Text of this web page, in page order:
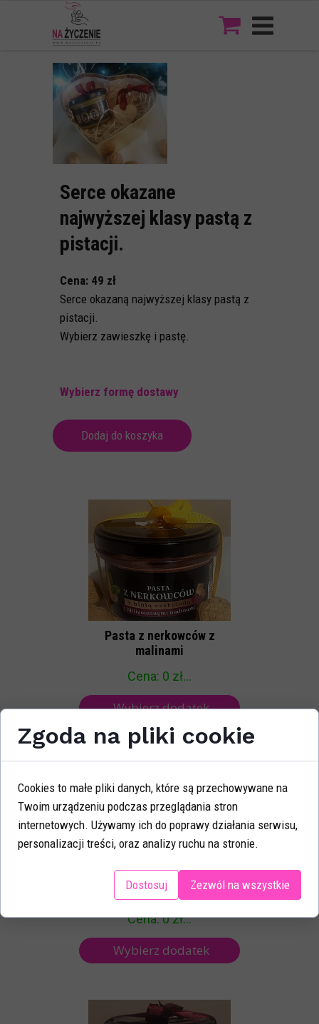
Serce okazane
najwyższej klasy pastą z
pistacji.
Cena: 49 zł
Serce okazaną najwyższej klasy pastą z
pistacji.
Wybierz zawieszkę i pastę.
Wybierz formę dostawy
Dodaj do koszyka
Pasta z nerkowców z
malinami
Cena: 0 zł...
Wybierz dodatek
Pasta 100% PISTACJA
Cena: 0 zł...
Wybierz dodatek
Zgoda na pliki cookie
Cookies to małe pliki danych, które są przechowywane na
Twoim urządzeniu podczas przeglądania stron
internetowych. Używamy ich do poprawy działania serwisu,
personalizacji treści, oraz analizy ruchu na stronie.
Dostosuj Zezwól na wszystkie